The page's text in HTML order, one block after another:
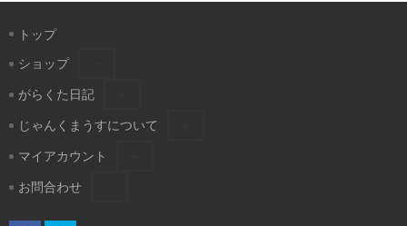
トップ
ショップ
がらくた日記
じゃんくまうすについて
マイアカウント
お問合わせ